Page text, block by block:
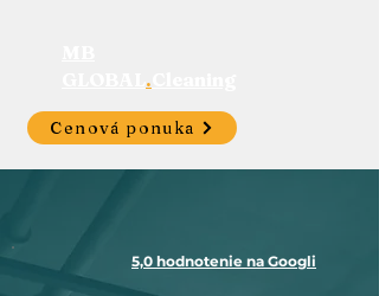
.
Cenová ponuka
5,0 hodnotenie na Googli